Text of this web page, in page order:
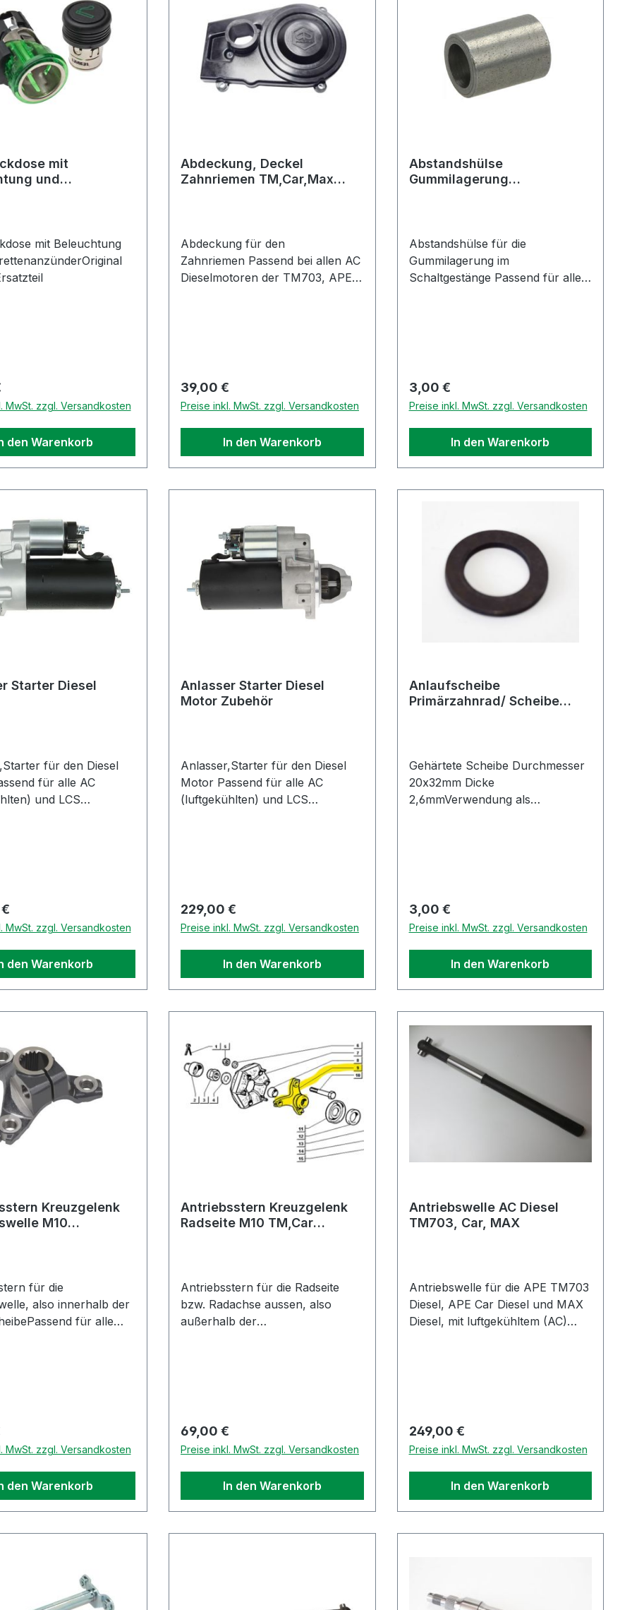
mit
und
mit Beleuchtung
Preis:
MwSt. zzgl. Versandkosten
den Warenkorb
Abdeckung, Deckel
Zahnriemen TM,Car,Max
Abdeckung für den
Zahnriemen Passend bei allen AC
Dieselmotoren der TM703, APE
Regulärer Preis:
39,00 €
Preise inkl. MwSt. zzgl. Versandkosten
In den Warenkorb
Abstandshülse
Gummilagerung
Abstandshülse für die
Gummilagerung im
Schaltgestänge Passend für alle
Regulärer Preis:
3,00 €
Preise inkl. MwSt. zzgl. Versandkosten
In den Warenkorb
Starter Diesel
für den Diesel
für alle AC
und LCS
Preis:
MwSt. zzgl. Versandkosten
den Warenkorb
Anlasser Starter Diesel
Motor Zubehör
Anlasser,Starter für den Diesel
Motor Passend für alle AC
(luftgekühlten) und LCS
Regulärer Preis:
229,00 €
Preise inkl. MwSt. zzgl. Versandkosten
In den Warenkorb
Anlaufscheibe
Primärzahnrad/ Scheibe
Gehärtete Scheibe Durchmesser
20x32mm Dicke
2,6mmVerwendung als
PokerOriginal Piaggio Ersatzteil
Regulärer Preis:
3,00 €
Preise inkl. MwSt. zzgl. Versandkosten
In den Warenkorb
Kreuzgelenk
M10
für die
also innerhalb der
für alle
Piaggio
Preis:
MwSt. zzgl. Versandkosten
den Warenkorb
Antriebsstern Kreuzgelenk
Radseite M10 TM,Car
Antriebsstern für die Radseite
bzw. Radachse aussen, also
außerhalb der
die Poker)Original Piaggio
Ersatzteil
Regulärer Preis:
69,00 €
Preise inkl. MwSt. zzgl. Versandkosten
In den Warenkorb
Antriebswelle AC Diesel
TM703, Car, MAX
Antriebswelle für die APE TM703
Diesel, APE Car Diesel und MAX
Diesel, mit luftgekühltem (AC)
Regulärer Preis:
249,00 €
Preise inkl. MwSt. zzgl. Versandkosten
In den Warenkorb